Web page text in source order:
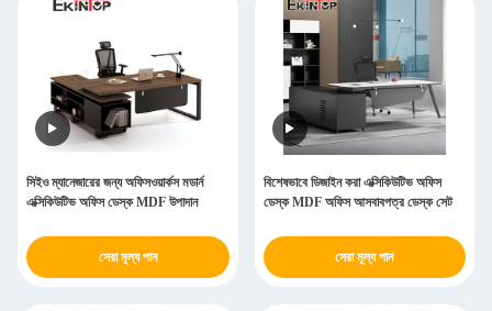
সিইও ম্যানেজারের জন্য অফিসওয়ার্কস মডার্ন
এক্সিকিউটিভ অফিস ডেস্ক MDF উপাদান
সেরা মূল্য পান
বিশেষভাবে ডিজাইন করা এক্সিকিউটিভ অফিস
ডেস্ক MDF অফিস আসবাবপত্র ডেস্ক সেট
সেরা মূল্য পান